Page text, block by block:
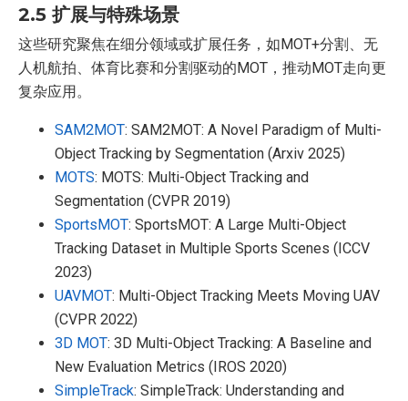
2.5 扩展与特殊场景
这些研究聚焦在细分领域或扩展任务，如MOT+分割、无
人机航拍、体育比赛和分割驱动的MOT，推动MOT走向更
复杂应用。
SAM2MOT: SAM2MOT: A Novel Paradigm of Multi-
Object Tracking by Segmentation (Arxiv 2025)
MOTS: MOTS: Multi-Object Tracking and
Segmentation (CVPR 2019)
SportsMOT: SportsMOT: A Large Multi-Object
Tracking Dataset in Multiple Sports Scenes (ICCV
2023)
UAVMOT: Multi-Object Tracking Meets Moving UAV
(CVPR 2022)
3D MOT: 3D Multi-Object Tracking: A Baseline and
New Evaluation Metrics (IROS 2020)
SimpleTrack: SimpleTrack: Understanding and